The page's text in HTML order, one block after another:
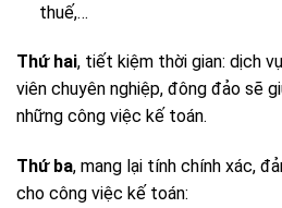
thuế,…
Thứ hai, tiết kiệm thời gian: dịch
viên chuyên nghiệp, đông đảo sẽ
những công việc kế toán.
Thứ ba, mang lại tính chính xác,
cho công việc kế toán: